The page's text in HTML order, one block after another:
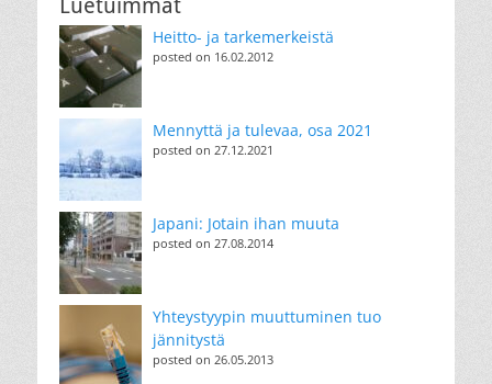
Heitto- ja tarkemerkeistä
posted on 16.02.2012
Mennyttä ja tulevaa, osa 2021
posted on 27.12.2021
Japani: Jotain ihan muuta
posted on 27.08.2014
Yhteystyypin muuttuminen tuo
jännitystä
posted on 26.05.2013